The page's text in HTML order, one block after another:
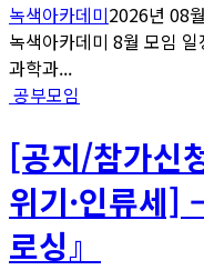
녹색아카데미2026년 08
녹색아카데미 8월 모임
과학과...
공부모임
[공지/참가신
위기·인류세]
로싱』